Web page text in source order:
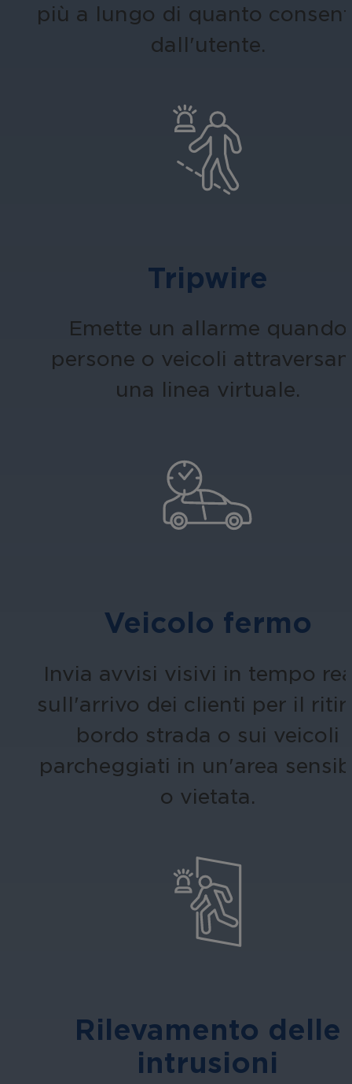
più a lungo di quanto
dall'utente.
Tripwire
Emette un allarme quando
persone o veicoli
una linea virtuale.
Veicolo fermo
Invia avvisi visivi in tempo
sull'arrivo dei clienti per il
bordo strada o sui veicoli
parcheggiati in un'area
o vietata.
Rilevamento delle
intrusioni